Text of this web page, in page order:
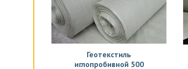
Геотекстиль
иглопробивной 500